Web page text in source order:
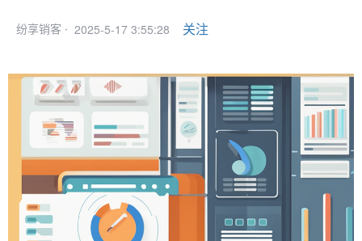
纷享销客 · 2025-5-17 3:55:28 关注